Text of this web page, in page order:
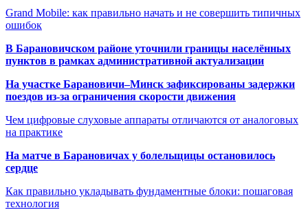
Grand Mobile: как правильно начать и не совершить типичных
ошибок
В Барановичском районе уточнили границы населённых
пунктов в рамках административной актуализации
На участке Барановичи–Минск зафиксированы задержки
поездов из-за ограничения скорости движения
Чем цифровые слуховые аппараты отличаются от аналоговых
на практике
На матче в Барановичах у болельщицы остановилось
сердце
Как правильно укладывать фундаментные блоки: пошаговая
технология